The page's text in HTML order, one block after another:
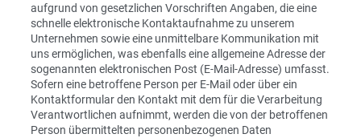
aufgrund von gesetzlichen Vorschriften Angaben, die eine
schnelle elektronische Kontaktaufnahme zu unserem
Unternehmen sowie eine unmittelbare Kommunikation mit
uns ermöglichen, was ebenfalls eine allgemeine Adresse der
sogenannten elektronischen Post (E-Mail-Adresse) umfasst.
Sofern eine betroffene Person per E-Mail oder über ein
Kontaktformular den Kontakt mit dem für die Verarbeitung
Verantwortlichen aufnimmt, werden die von der betroffenen
Person übermittelten personenbezogenen Daten